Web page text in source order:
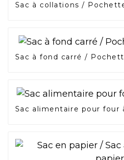
Sac à collations /
Sac à fond carré /
Sac alimentaire pour four